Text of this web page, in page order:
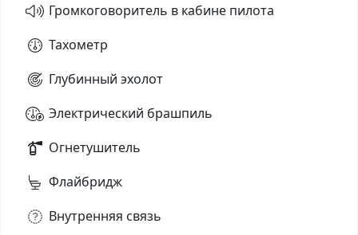
Громкоговоритель в кабине пилота
Тахометр
Глубинный эхолот
Электрический брашпиль
Огнетушитель
Флайбридж
Внутренняя связь